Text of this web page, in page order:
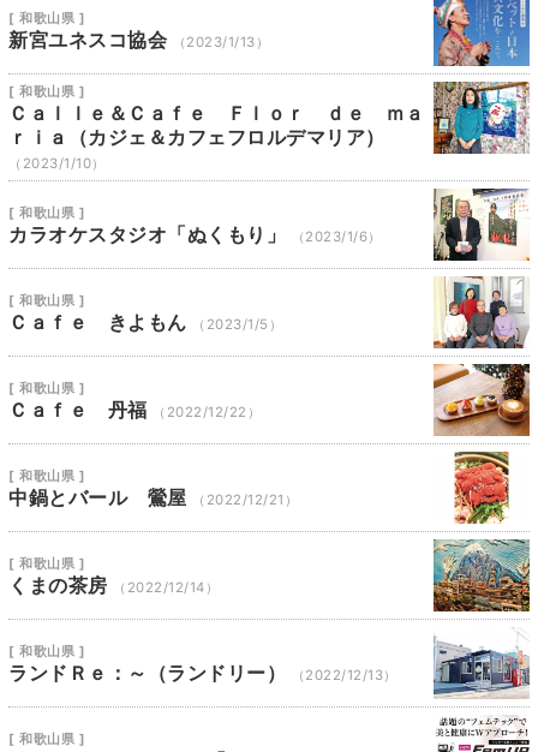
[ 和歌山県 ]
新宮ユネスコ協会 （2023/1/13）
[ 和歌山県 ]
Ｃａｌｌｅ＆Ｃａｆｅ Ｆｌｏｒ ｄｅ ｍａ
ｒｉａ（カジェ＆カフェフロルデマリア）
（2023/1/10）
[ 和歌山県 ]
カラオケスタジオ「ぬくもり」 （2023/1/6）
[ 和歌山県 ]
Ｃａｆｅ きよもん （2023/1/5）
[ 和歌山県 ]
Ｃａｆｅ 丹福 （2022/12/22）
[ 和歌山県 ]
中鍋とバール 鶯屋 （2022/12/21）
[ 和歌山県 ]
くまの茶房 （2022/12/14）
[ 和歌山県 ]
ランドＲｅ：～（ランドリー） （2022/12/13）
[ 和歌山県 ]